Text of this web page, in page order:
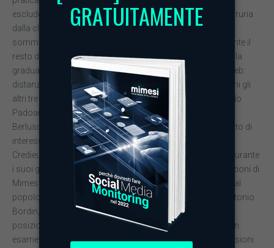
escludendo gli scontati hashtag #salvabanche e #bancaetruria
dalla classifica, #boschi è l’argomento più trattato e, se
sommato a #sfiduciamolaboschi, stacca abbondantemente il
resto dei temi, da #renzi a #m5s. La Boschi vince quindi nella
graduatoria dei cinque personaggi più ‘chiacchierati’ sul web:
distanza abbastanza Renzi e surclassa senza mezzi termini gli
altri tre in classifica, cioè il ministro dell’Economia Pier Carlo
Padoan e i leader di centrodestra Matteo Salvini e Silvio
Berlusconi, legati alla vicenda dal filo conduttore del conflitto di
interessi. Il primo riporta alla storia del salvataggio di
Credieuronord, il secondo ai noti conflitti, rimasti irrisolti, durante
i suoi governi in quasi 20 anni di storia politica. Nelle rilevazioni di
Mimesi vengono anche analizzati i tre autori più retwittati dal
popolo dei social: al primo posto c’è l’avvocato veneto Antonio
Bordin, seguito dalla satira di Arsenale Kappa e, in terza
posizione, il giornalista Roberto Saviano. Nel mese preso in
esame, è stato il 9 dicembre il giorno con il picco di discussioni